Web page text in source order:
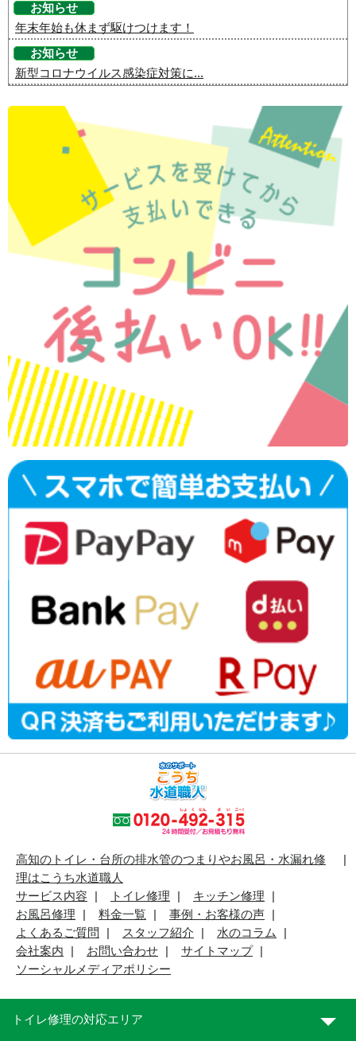
お知らせ
年末年始も休まず駆けつけます！
お知らせ
新型コロナウイルス感染症対策に...
高知のトイレ・台所の排水管のつまりやお風呂・水漏れ修
理はこうち水道職人
サービス内容
トイレ修理
キッチン修理
お風呂修理
料金一覧
事例・お客様の声
よくあるご質問
スタッフ紹介
水のコラム
会社案内
お問い合わせ
サイトマップ
ソーシャルメディアポリシー
トイレ修理の対応エリア